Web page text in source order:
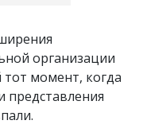
организации
момент, когда
представления